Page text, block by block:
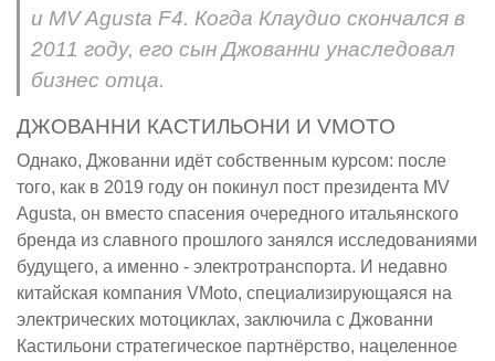
и MV Agusta F4. Когда Клаудио скончался в
2011 году, его сын Джованни унаследовал
бизнес отца.
ДЖОВАННИ КАСТИЛЬОНИ И VMOTO
Однако, Джованни идёт собственным курсом: после
того, как в 2019 году он покинул пост президента MV
Agusta, он вместо спасения очередного итальянского
бренда из славного прошлого занялся исследованиями
будущего, а именно - электротранспорта. И недавно
китайская компания VMoto, специализирующаяся на
электрических мотоциклах, заключила с Джованни
Кастильони стратегическое партнёрство, нацеленное